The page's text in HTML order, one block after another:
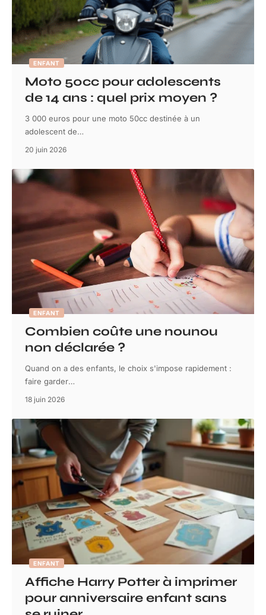
ENFANT
Moto 50cc pour adolescents
de 14 ans : quel prix moyen ?
3 000 euros pour une moto 50cc destinée à un
adolescent de…
20 juin 2026
ENFANT
Combien coûte une nounou
non déclarée ?
Quand on a des enfants, le choix s'impose rapidement :
faire garder…
18 juin 2026
ENFANT
Affiche Harry Potter à imprimer
pour anniversaire enfant sans